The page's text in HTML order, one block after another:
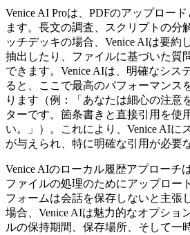
Venice AI Proは、PDFのアップロー
ます。長文の調査、スクリプトの分
ッチデッキの場合、Venice AIは要約
抽出したり、ファイルに基づいた質
できます。Venice AIは、明確なシス
ると、ここで最高のパフォーマンス
ります（例：「あなたは細心の注意
ターです。箇条書きと直接引用を使
い。」）。これにより、Venice AIに
が与えられ、特に明確な引用が必要
Venice AIのローカル履歴アプローチ
ファイルの処理のためにアップロー
フォームは会話を保存しないと主張
場合、Venice AIは魅力的なオプショ
ルの保持期間、保存場所、そして一